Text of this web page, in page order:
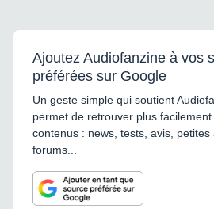
Ajoutez Audiofanzine à vos
préférées sur Google
Un geste simple qui soutient
permet de retrouver plus
contenus : news, tests, avis, petites
forums...